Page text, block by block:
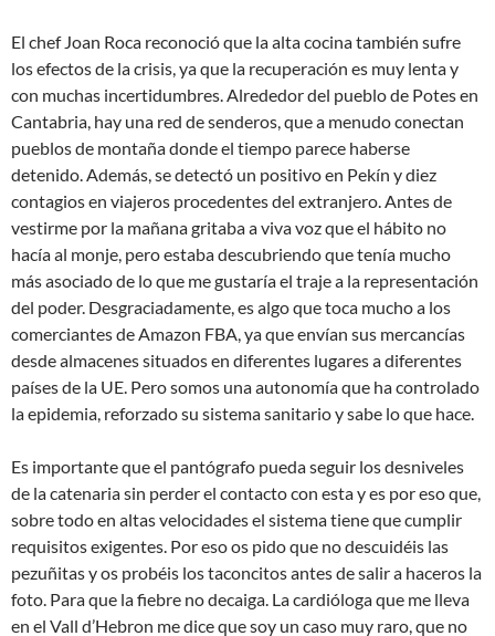
El chef Joan Roca reconoció que la alta cocina también sufre
los efectos de la crisis, ya que la recuperación es muy lenta y
con muchas incertidumbres. Alrededor del pueblo de Potes en
Cantabria, hay una red de senderos, que a menudo conectan
pueblos de montaña donde el tiempo parece haberse
detenido. Además, se detectó un positivo en Pekín y diez
contagios en viajeros procedentes del extranjero. Antes de
vestirme por la mañana gritaba a viva voz que el hábito no
hacía al monje, pero estaba descubriendo que tenía mucho
más asociado de lo que me gustaría el traje a la representación
del poder. Desgraciadamente, es algo que toca mucho a los
comerciantes de Amazon FBA, ya que envían sus mercancías
desde almacenes situados en diferentes lugares a diferentes
países de la UE. Pero somos una autonomía que ha controlado
la epidemia, reforzado su sistema sanitario y sabe lo que hace.
Es importante que el pantógrafo pueda seguir los desniveles
de la catenaria sin perder el contacto con esta y es por eso que,
sobre todo en altas velocidades el sistema tiene que cumplir
requisitos exigentes. Por eso os pido que no descuidéis las
pezuñitas y os probéis los taconcitos antes de salir a haceros la
foto. Para que la fiebre no decaiga. La cardióloga que me lleva
en el Vall d’Hebron me dice que soy un caso muy raro, que no